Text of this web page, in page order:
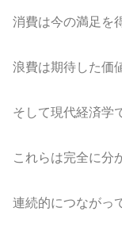
消費は今の満足を
浪費は期待した価
そして現代経済学
これらは完全に分
連続的につながっ